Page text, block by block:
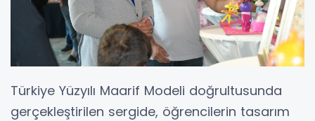
Türkiye Yüzyılı Maarif Modeli doğrultusunda
gerçekleştirilen sergide, öğrencilerin tasarım